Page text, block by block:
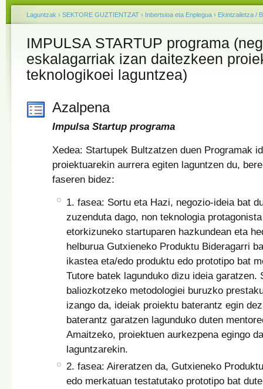
Laguntzak › SEKTORE GUZTIENTZAT › Inbertsioa eta Enplegua › Ekintzailetza /
IMPULSA STARTUP programa
eskalagarriak izan daitezkeen
teknologikoei laguntzea)
Azalpena
Impulsa Startup programa
Xedea: Startupek Bultzatzen duen Programak
proiektuarekin aurrera egiten laguntzen du,
faseren bidez:
1. fasea: Sortu eta Hazi, negozio-ideia bat
zuzenduta dago, non teknologia
etorkizuneko startuparen hazkundean eta
helburua Gutxieneko Produktu Bideragarri
ikastea eta/edo produktu edo prototipo bat
Tutore batek lagunduko dizu ideia garatzen.
baliozkotzeko metodologiei buruzko
izango da, ideiak proiektu baterantz egin
baterantz garatzen lagunduko duten
Amaitzeko, proiektuen aurkezpena egingo
laguntzarekin.
2. fasea: Aireratzen da, Gutxieneko
edo merkatuan testatutako prototipo bat